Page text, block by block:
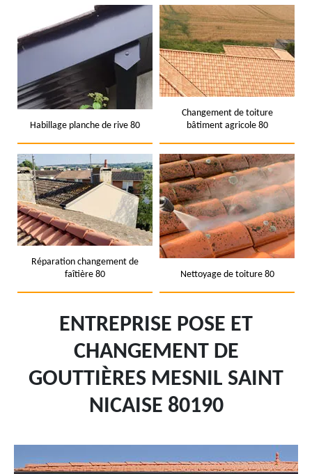
Habillage planche de rive 80
Changement de toiture
bâtiment agricole 80
Réparation changement de
faîtière 80
Nettoyage de toiture 80
ENTREPRISE POSE ET
CHANGEMENT DE
GOUTTIÈRES MESNIL SAINT
NICAISE 80190